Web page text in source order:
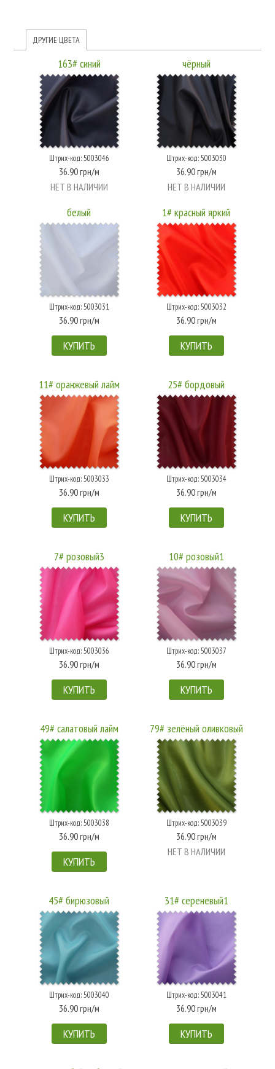
ДРУГИЕ ЦВЕТА
163# синий
Штрих-код: 5003046
36.90 грн/м
НЕТ В НАЛИЧИИ
чёрный
Штрих-код: 5003030
36.90 грн/м
НЕТ В НАЛИЧИИ
белый
Штрих-код: 5003031
36.90 грн/м
КУПИТЬ
1# красный яркий
Штрих-код: 5003032
36.90 грн/м
КУПИТЬ
11# оранжевый лайм
Штрих-код: 5003033
36.90 грн/м
КУПИТЬ
25# бордовый
Штрих-код: 5003034
36.90 грн/м
КУПИТЬ
7# розовый3
Штрих-код: 5003036
36.90 грн/м
КУПИТЬ
10# розовый1
Штрих-код: 5003037
36.90 грн/м
КУПИТЬ
49# салатовый лайм
Штрих-код: 5003038
36.90 грн/м
КУПИТЬ
79# зелёный оливковый
Штрих-код: 5003039
36.90 грн/м
НЕТ В НАЛИЧИИ
45# бирюзовый
Штрих-код: 5003040
36.90 грн/м
КУПИТЬ
31# сереневый1
Штрих-код: 5003041
36.90 грн/м
КУПИТЬ